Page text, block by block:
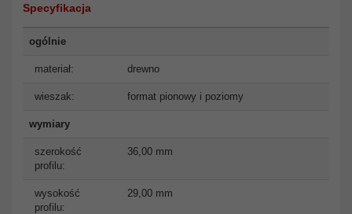
Specyfikacja
ogólnie
materiał: drewno
wieszak: format pionowy i poziomy
wymiary
szerokość
profilu:
36,00 mm
wysokość
profilu:
29,00 mm